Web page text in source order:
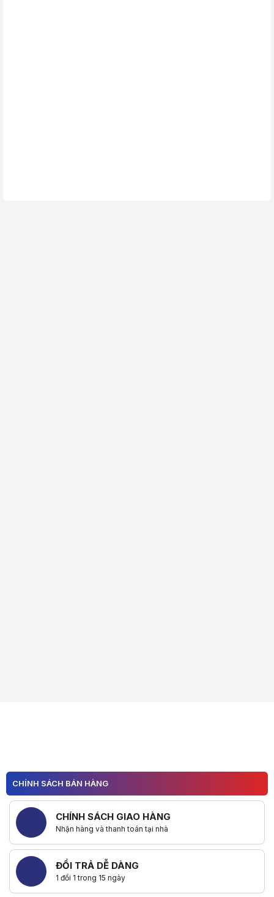
CHÍNH SÁCH BÁN HÀNG
CHÍNH SÁCH GIAO HÀNG
Nhận hàng và thanh toán tại nhà
ĐỔI TRẢ DỄ DÀNG
1 đổi 1 trong 15 ngày